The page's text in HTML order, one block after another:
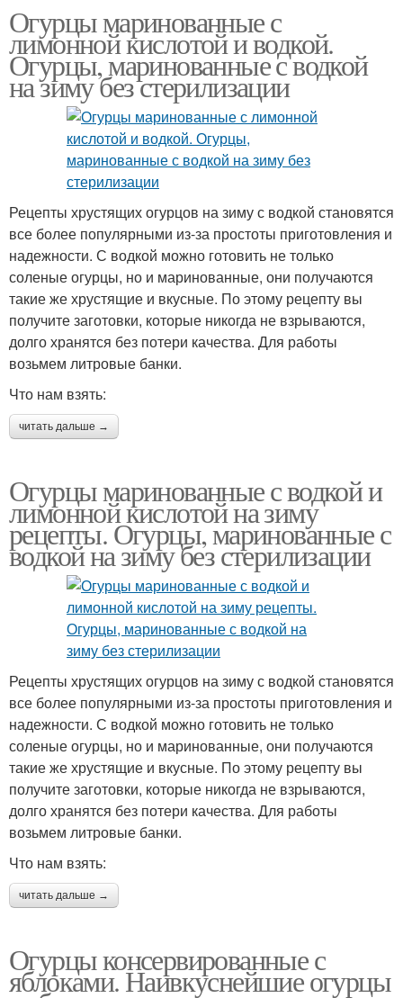
Огурцы маринованные с
лимонной кислотой и водкой.
Огурцы, маринованные с водкой
на зиму без стерилизации
Рецепты хрустящих огурцов на зиму с водкой становятся
все более популярными из-за простоты приготовления и
надежности. С водкой можно готовить не только
соленые огурцы, но и маринованные, они получаются
такие же хрустящие и вкусные. По этому рецепту вы
получите заготовки, которые никогда не взрываются,
долго хранятся без потери качества. Для работы
возьмем литровые банки.
Что нам взять:
читать дальше →
Огурцы маринованные с водкой и
лимонной кислотой на зиму
рецепты. Огурцы, маринованные с
водкой на зиму без стерилизации
Рецепты хрустящих огурцов на зиму с водкой становятся
все более популярными из-за простоты приготовления и
надежности. С водкой можно готовить не только
соленые огурцы, но и маринованные, они получаются
такие же хрустящие и вкусные. По этому рецепту вы
получите заготовки, которые никогда не взрываются,
долго хранятся без потери качества. Для работы
возьмем литровые банки.
Что нам взять:
читать дальше →
Огурцы консервированные с
яблоками. Наивкуснейшие огурцы